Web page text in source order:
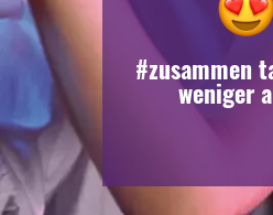
#zusammen
weniger